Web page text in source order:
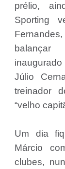
prélio,
Sporting
balançar
Júlio
treinador
“velho
Um dia
Márcio
clubes,